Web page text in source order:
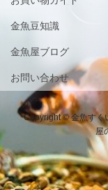
金魚豆知識
金魚屋ブログ
お問い合わせ
Copyright © 金魚すく
屋